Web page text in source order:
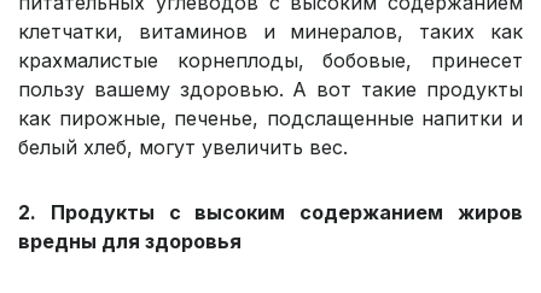
клетчатки, витаминов и минералов, таких как
крахмалистые корнеплоды, бобовые, принесет
пользу вашему здоровью. А вот такие продукты
как пирожные, печенье, подслащенные напитки и
белый хлеб, могут увеличить вес.
2. Продукты с высоким содержанием жиров
вредны для здоровья